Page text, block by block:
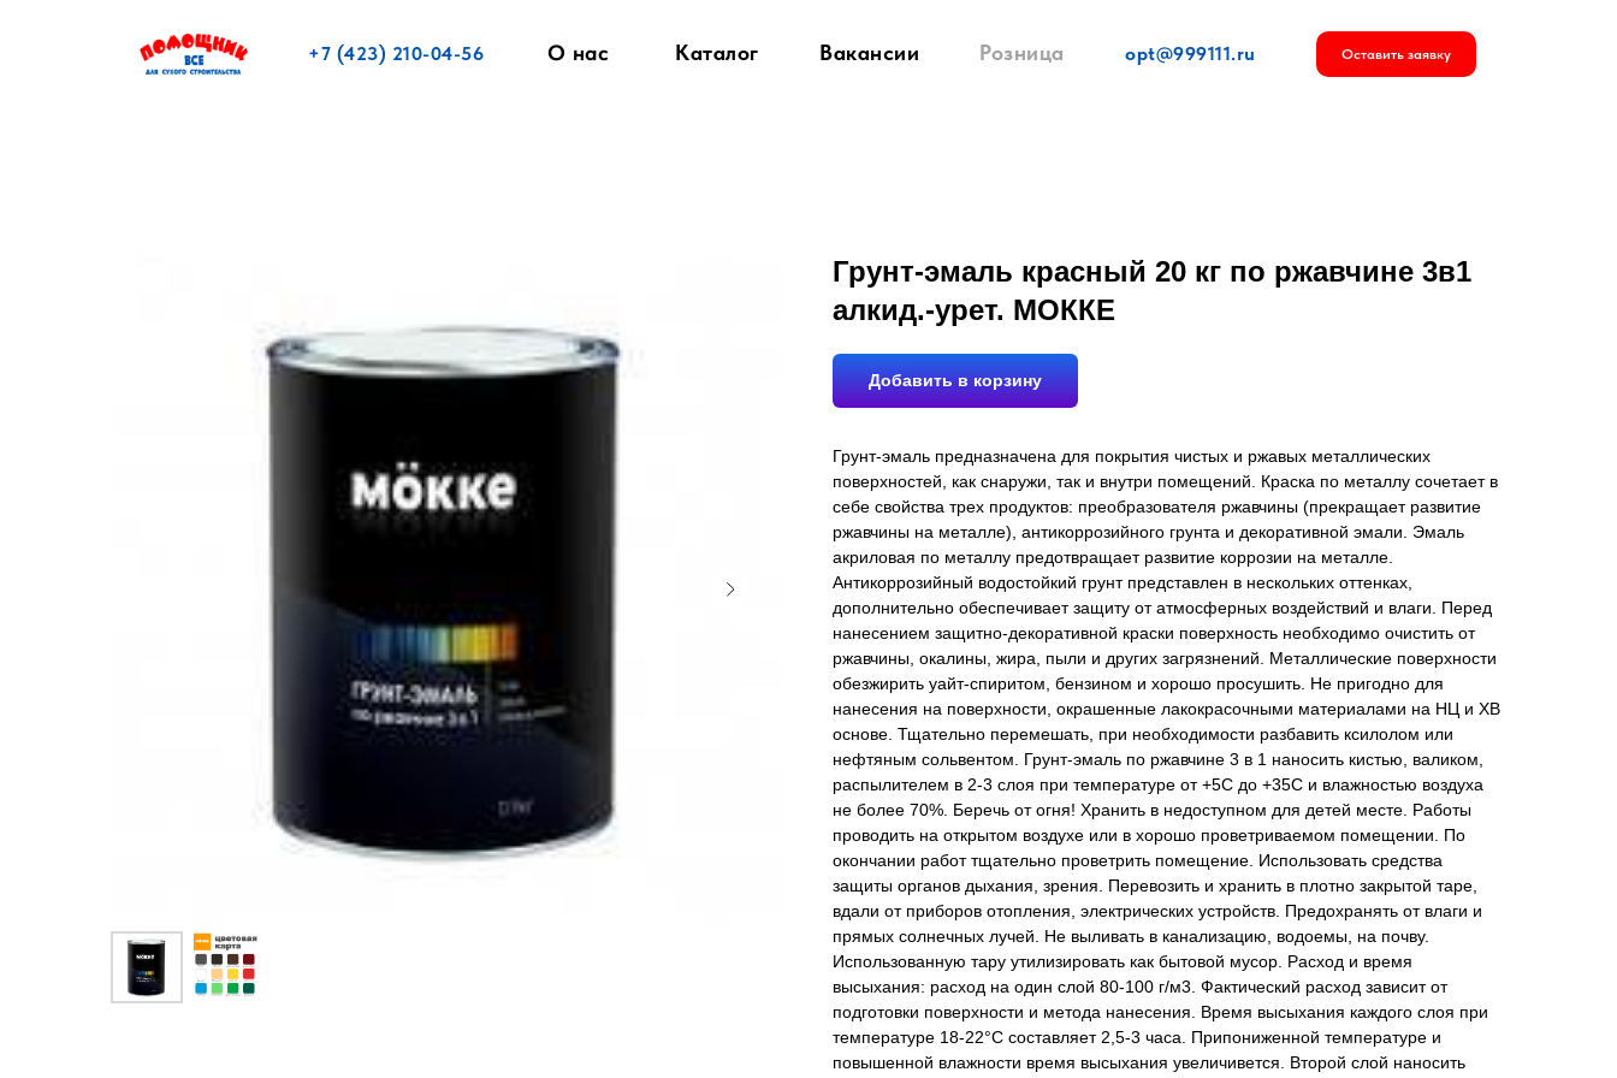
+7 (423) 210-04-56 Оставить заявку
opt@999111.ru
О нас Каталог Вакансии Розница
Грунт-эмаль красный 20 кг по ржавчине 3в1
алкид.-урет. МОККЕ
Добавить в корзину
Грунт-эмаль предназначена для покрытия чистых и ржавых металлических
поверхностей, как снаружи, так и внутри помещений. Краска по металлу сочетает в
себе свойства трех продуктов: преобразователя ржавчины (прекращает развитие
ржавчины на металле), антикоррозийного грунта и декоративной эмали. Эмаль
акриловая по металлу предотвращает развитие коррозии на металле.
Антикоррозийный водостойкий грунт представлен в нескольких оттенках,
дополнительно обеспечивает защиту от атмосферных воздействий и влаги. Перед
нанесением защитно-декоративной краски поверхность необходимо очистить от
ржавчины, окалины, жира, пыли и других загрязнений. Металлические поверхности
обезжирить уайт-спиритом, бензином и хорошо просушить. Не пригодно для
нанесения на поверхности, окрашенные лакокрасочными материалами на НЦ и ХВ
основе. Тщательно перемешать, при необходимости разбавить ксилолом или
нефтяным сольвентом. Грунт-эмаль по ржавчине 3 в 1 наносить кистью, валиком,
распылителем в 2-3 слоя при температуре от +5С до +35С и влажностью воздуха
не более 70%. Беречь от огня! Хранить в недоступном для детей месте. Работы
проводить на открытом воздухе или в хорошо проветриваемом помещении. По
окончании работ тщательно проветрить помещение. Использовать средства
защиты органов дыхания, зрения. Перевозить и хранить в плотно закрытой таре,
вдали от приборов отопления, электрических устройств. Предохранять от влаги и
прямых солнечных лучей. Не выливать в канализацию, водоемы, на почву.
Использованную тару утилизировать как бытовой мусор. Расход и время
высыхания: расход на один слой 80-100 г/м3. Фактический расход зависит от
подготовки поверхности и метода нанесения. Время высыхания каждого слоя при
температуре 18-22°C составляет 2,5-3 часа. Припониженной температуре и
повышенной влажности время высыхания увеличивется. Второй слой наносить